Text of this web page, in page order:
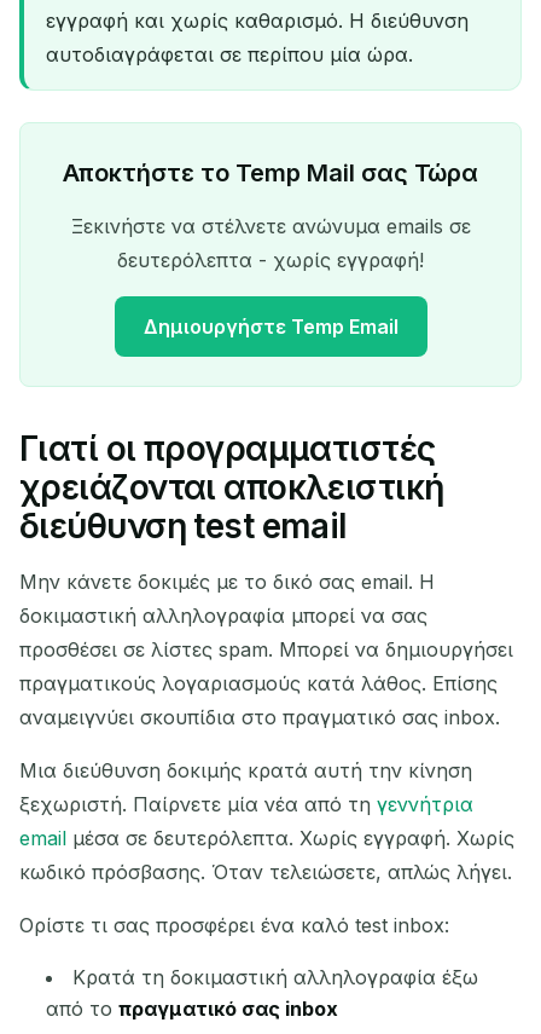
εγγραφή και χωρίς καθαρισμό. Η διεύθυνση
αυτοδιαγράφεται σε περίπου μία ώρα.
Αποκτήστε το Temp Mail σας Τώρα
Ξεκινήστε να στέλνετε ανώνυμα emails σε
δευτερόλεπτα - χωρίς εγγραφή!
Δημιουργήστε Temp Email
Η προσωρινή διεύθυνση
email σας:
Αντιγραφή
Ανανέωση
Επόμενη ανανέωση σε15δευτερόλεπτα
Γιατί οι προγραμματιστές
χρειάζονται αποκλειστική
διεύθυνση test email
Μην κάνετε δοκιμές με το δικό σας email. Η
δοκιμαστική αλληλογραφία μπορεί να σας
προσθέσει σε λίστες spam. Μπορεί να δημιουργήσει
πραγματικούς λογαριασμούς κατά λάθος. Επίσης
αναμειγνύει σκουπίδια στο πραγματικό σας inbox.
Μια διεύθυνση δοκιμής κρατά αυτή την κίνηση
ξεχωριστή. Παίρνετε μία νέα από τη γεννήτρια
email μέσα σε δευτερόλεπτα. Χωρίς εγγραφή. Χωρίς
κωδικό πρόσβασης. Όταν τελειώσετε, απλώς λήγει.
Ορίστε τι σας προσφέρει ένα καλό test inbox:
Κρατά τη δοκιμαστική αλληλογραφία έξω
από τοπραγματικό σας inbox